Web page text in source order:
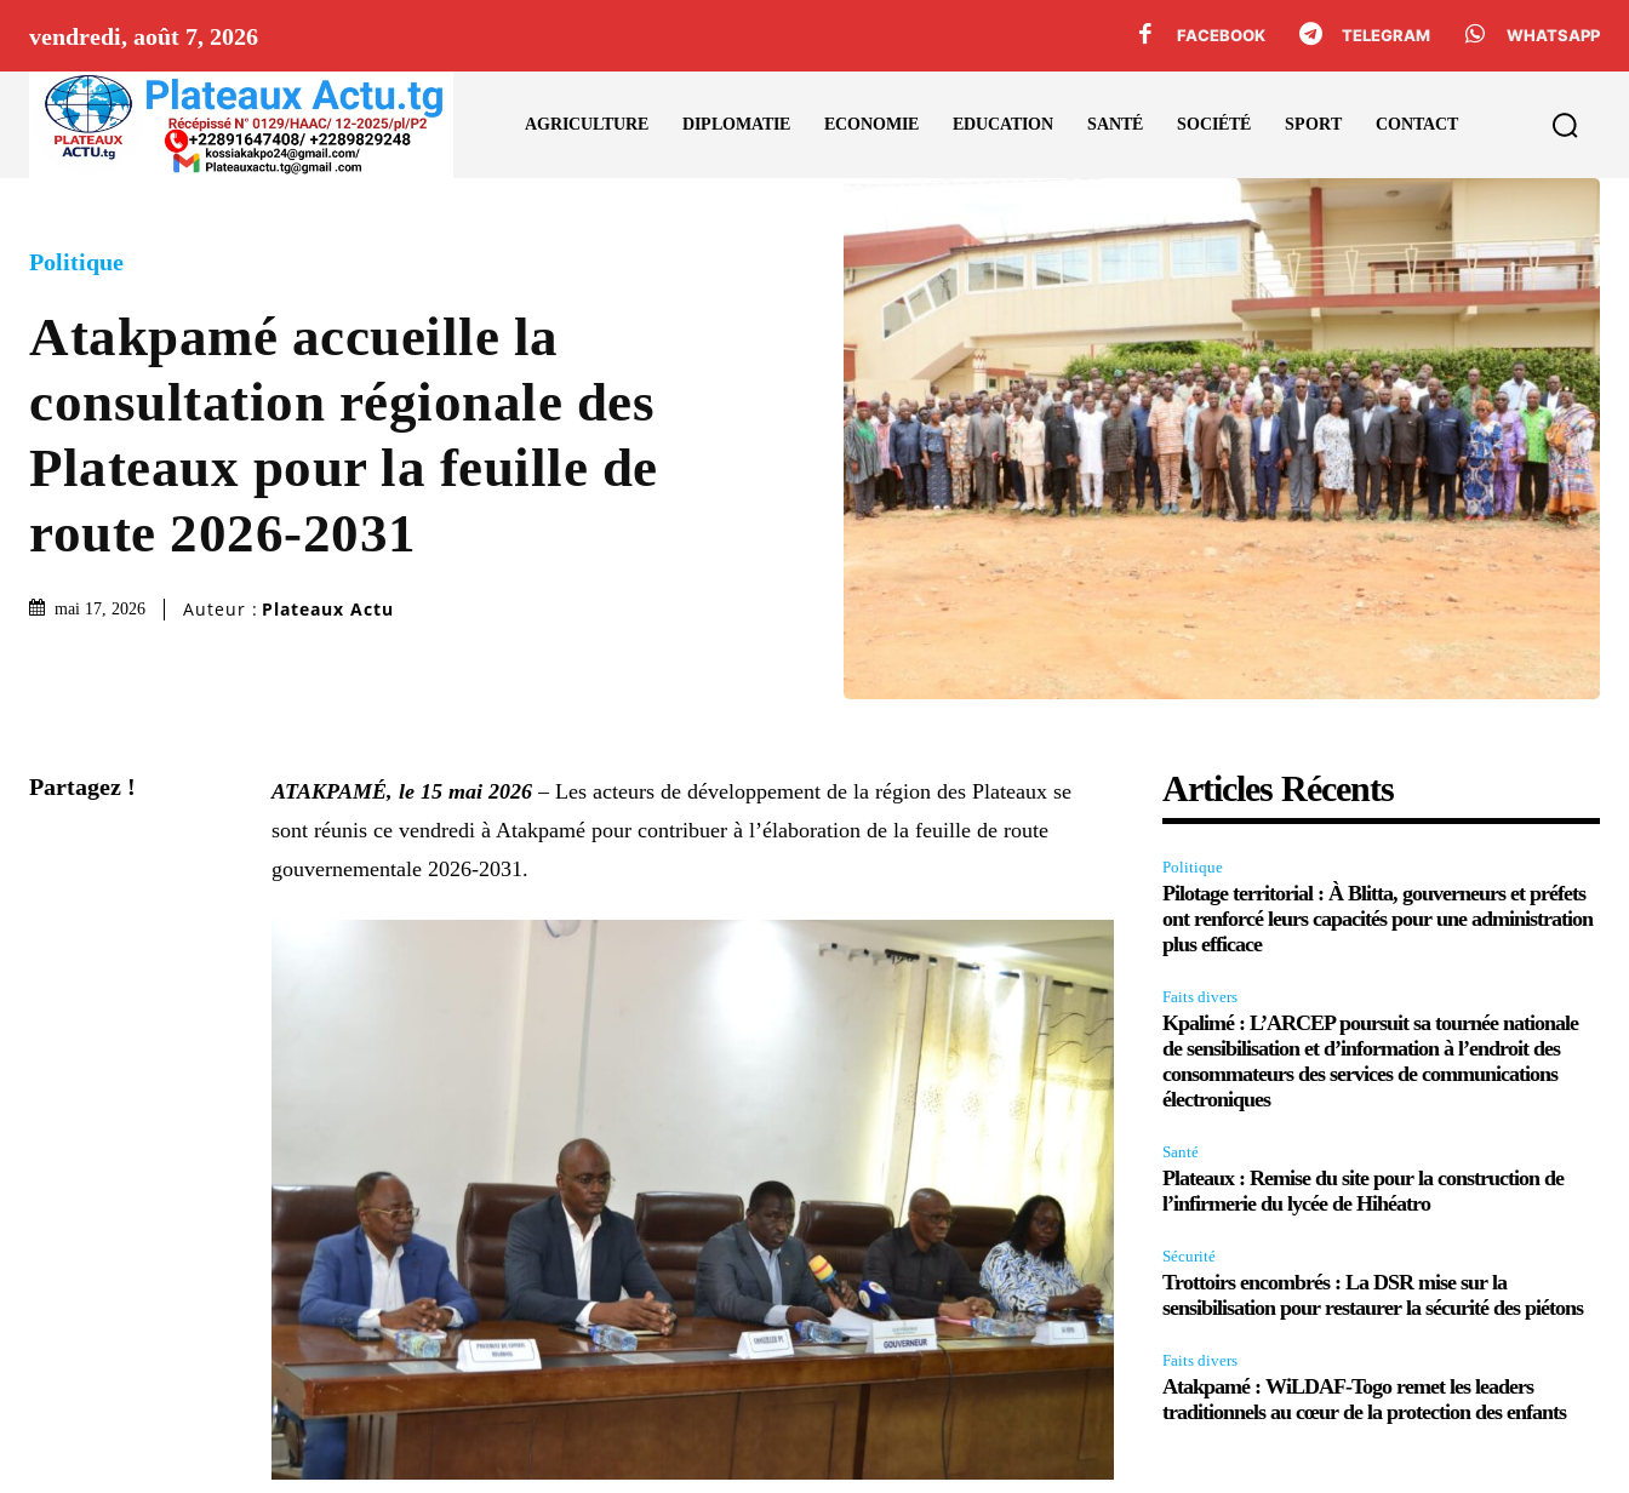
vendredi, août 7, 2026 FACEBOOK TELEGRAM WHATSAPP
AGRICULTURE DIPLOMATIE ECONOMIE EDUCATION SANTÉ SOCIÉTÉ SPORT CONTACT
Politique
Atakpamé accueille la
consultation régionale des
Plateaux pour la feuille de
route 2026-2031
mai 17, 2026 Auteur : Plateaux Actu
Partagez ! ATAKPAMÉ, le 15 mai 2026–Les acteurs de développement de la région des Plateaux se
sont réunis ce vendredi à Atakpamé pour contribuer à l’élaboration de la feuille de route
gouvernementale 2026-2031.
Articles Récents
Politique
Pilotage territorial : À Blitta, gouverneurs et préfets
ont renforcé leurs capacités pour une administration
plus efficace
Faits divers
Kpalimé : L’ARCEP poursuit sa tournée nationale
de sensibilisation et d’information à l’endroit des
consommateurs des services de communications
électroniques
Santé
Plateaux : Remise du site pour la construction de
l’infirmerie du lycée de Hihéatro
Sécurité
Trottoirs encombrés : La DSR mise sur la
sensibilisation pour restaurer la sécurité des piétons
Faits divers
Atakpamé : WiLDAF-Togo remet les leaders
traditionnels au cœur de la protection des enfants